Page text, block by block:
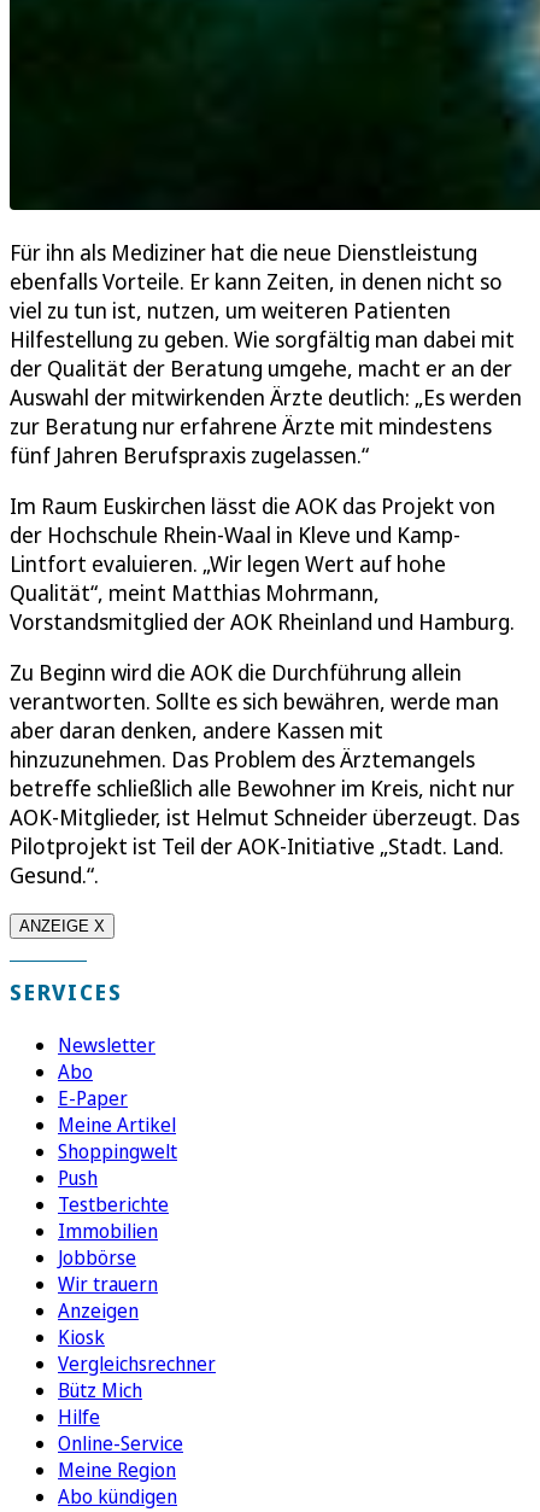
Für ihn als Mediziner hat die neue Dienstleistung
ebenfalls Vorteile. Er kann Zeiten, in denen nicht so
viel zu tun ist, nutzen, um weiteren Patienten
Hilfestellung zu geben. Wie sorgfältig man dabei mit
der Qualität der Beratung umgehe, macht er an der
Auswahl der mitwirkenden Ärzte deutlich: „Es werden
zur Beratung nur erfahrene Ärzte mit mindestens
fünf Jahren Berufspraxis zugelassen.“
Im Raum Euskirchen lässt die AOK das Projekt von
der Hochschule Rhein-Waal in Kleve und Kamp-
Lintfort evaluieren. „Wir legen Wert auf hohe
Qualität“, meint Matthias Mohrmann,
Vorstandsmitglied der AOK Rheinland und Hamburg.
Zu Beginn wird die AOK die Durchführung allein
verantworten. Sollte es sich bewähren, werde man
aber daran denken, andere Kassen mit
hinzuzunehmen. Das Problem des Ärztemangels
betreffe schließlich alle Bewohner im Kreis, nicht nur
AOK-Mitglieder, ist Helmut Schneider überzeugt. Das
Pilotprojekt ist Teil der AOK-Initiative „Stadt. Land.
Gesund.“.
ANZEIGE X
SERVICES
Newsletter
Abo
E-Paper
Meine Artikel
Shoppingwelt
Push
Testberichte
Immobilien
Jobbörse
Wir trauern
Anzeigen
Kiosk
Vergleichsrechner
Bütz Mich
Hilfe
Online-Service
Meine Region
Abo kündigen